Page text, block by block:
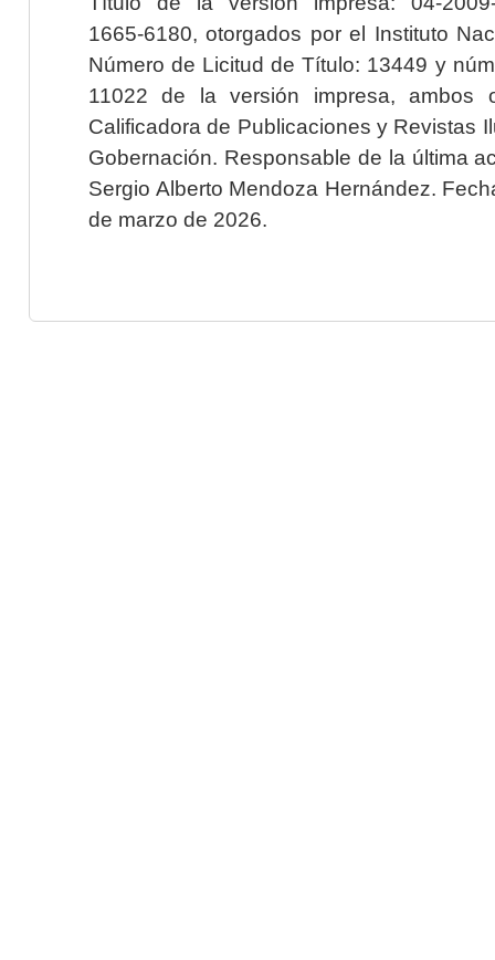
1665-6180, otorgados por el Instituto
Número de Licitud de Título: 13449 y
11022 de la versión impresa, ambos
Calificadora de Publicaciones y Revistas
Gobernación. Responsable de la última
Sergio Alberto Mendoza Hernández.
de marzo de 2026.